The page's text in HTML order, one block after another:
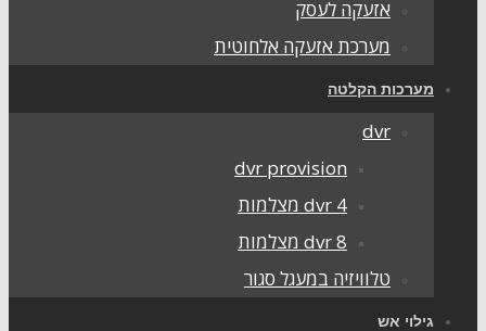
אזעקה לעסק
מערכת אזעקה אלחוטית
הקלטה
dvr provision
dvr 4 מצלמות
dvr 8 מצלמות
טלוויזיה במעגל סגור
אש